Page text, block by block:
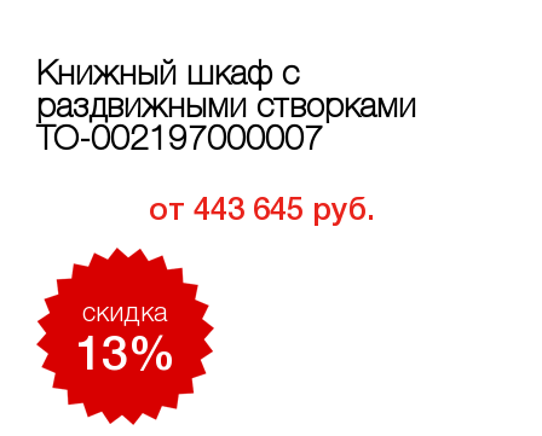
Книжный шкаф с
раздвижными створками
ТО-002197000007
от 443 645 руб.
скидкa
13%